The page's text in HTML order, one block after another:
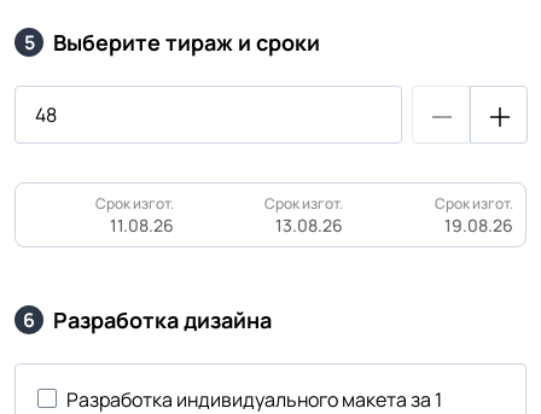
5 Выберите тираж и сроки
Срок изгот.
11.08.26
Срок изгот.
13.08.26
Срок изгот.
19.08.26
6 Разработка дизайна
Разработка индивидуального макета за 1